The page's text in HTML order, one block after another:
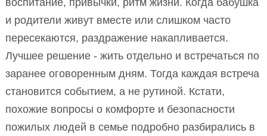
воспитание, привычки, ритм жизни. Когда бабушка
и родители живут вместе или слишком часто
пересекаются, раздражение накапливается.
Лучшее решение - жить отдельно и встречаться по
заранее оговоренным дням. Тогда каждая встреча
становится событием, а не рутиной. Кстати,
похожие вопросы о комфорте и безопасности
пожилых людей в семье подробно разбирались в